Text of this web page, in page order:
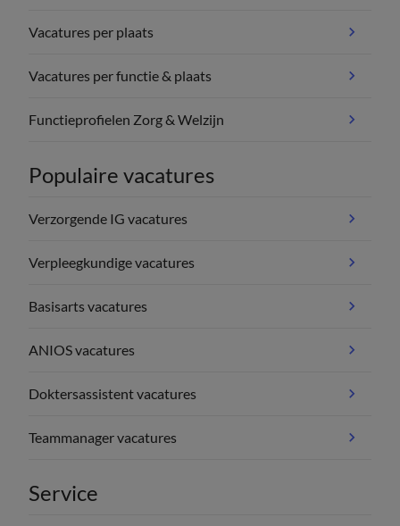
Vacatures per plaats
Vacatures per functie & plaats
Functieprofielen Zorg & Welzijn
Populaire vacatures
Verzorgende IG vacatures
Verpleegkundige vacatures
Basisarts vacatures
ANIOS vacatures
Doktersassistent vacatures
Teammanager vacatures
Service